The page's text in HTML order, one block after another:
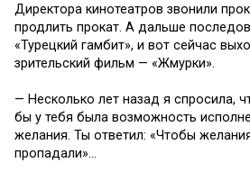
Директора кинотеатров звонили
продлить прокат. А дальше
«Турецкий гамбит», и вот сейчас
зрительский фильм — «Жмурки».
— Несколько лет назад я спросила,
бы у тебя была возможность
желания. Ты ответил: «Чтобы
пропадали»…